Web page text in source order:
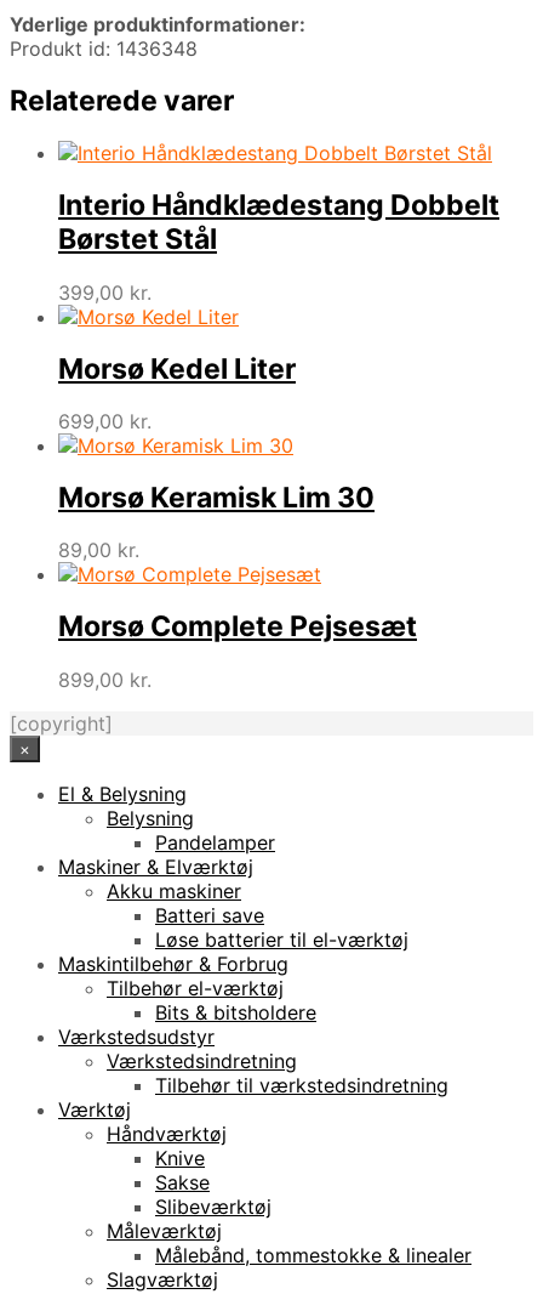
Yderlige produktinformationer:
Produkt id: 1436348
Relaterede varer
Interio Håndklædestang Dobbelt
Børstet Stål
399,00 kr.
Morsø Kedel Liter
699,00 kr.
Morsø Keramisk Lim 30
89,00 kr.
Morsø Complete Pejsesæt
899,00 kr.
[copyright]
×
El & Belysning
Belysning
Pandelamper
Maskiner & Elværktøj
Akku maskiner
Batteri save
Løse batterier til el-værktøj
Maskintilbehør & Forbrug
Tilbehør el-værktøj
Bits & bitsholdere
Værkstedsudstyr
Værkstedsindretning
Tilbehør til værkstedsindretning
Værktøj
Håndværktøj
Knive
Sakse
Slibeværktøj
Måleværktøj
Målebånd, tommestokke & linealer
Slagværktøj